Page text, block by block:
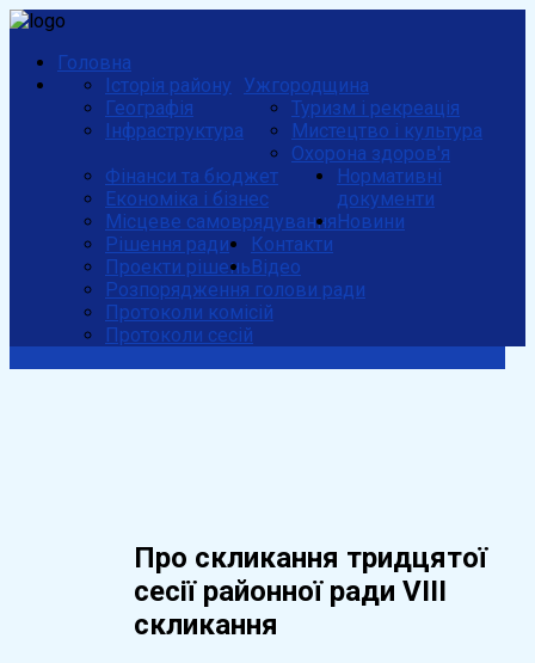
Головна
Ужгородщина
Історія району
Географія
Інфраструктура
Туризм і рекреація
Мистецтво і культура
Охорона здоров'я
Фінанси та бюджет
Економіка і бізнес
Місцеве самоврядування
Нормативні
документи
Рішення ради
Проекти рішень
Розпорядження голови ради
Протоколи комісій
Протоколи сесій
Новини
Контакти
Відео
Про скликання тридцятої
сесії районної ради VIІI
скликання